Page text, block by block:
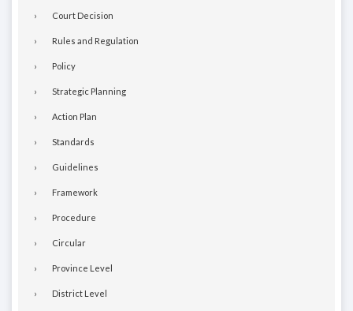
Court Decision
Rules and Regulation
Policy
Strategic Planning
Action Plan
Standards
Guidelines
Framework
Procedure
Circular
Province Level
District Level